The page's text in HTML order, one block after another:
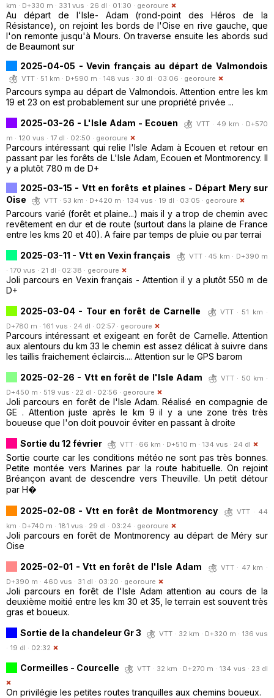
km · D+330 m · 331 vus · 26 dl · 01:30 · georoure
Au départ de l'Isle- Adam (rond-point des Héros de la
Résistance), on rejoint les bords de l'Oise en rive gauche, que
l'on remonte jusqu'à Mours. On traverse ensuite les abords sud
de Beaumont sur
2025-04-05 - Vevin français au départ de Valmondois
VTT · 51 km · D+590 m · 148 vus · 30 dl · 03:06 · georoure
Parcours sympa au départ de Valmondois. Attention entre les km
19 et 23 on est probablement sur une propriété privée ...
2025-03-26 - L'Isle Adam - Ecouen
VTT · 49 km · D+570
m · 120 vus · 17 dl · 02:50 · georoure
Parcours intéressant qui relie l'Isle Adam à Ecouen et retour en
passant par les forêts de L'Isle Adam, Ecouen et Montmorency. Il
y a plutôt 780 m de D+
2025-03-15 - Vtt en forêts et plaines - Départ Mery sur
Oise
VTT · 53 km · D+420 m · 134 vus · 19 dl · 03:05 · georoure
Parcours varié (forêt et plaine...) mais il y a trop de chemin avec
revêtement en dur et de route (surtout dans la plaine de France
entre les kms 20 et 40). A faire par temps de pluie ou par terrai
2025-03-11 - Vtt en Vexin français
VTT · 45 km · D+390 m
· 170 vus · 21 dl · 02:38 · georoure
Joli parcours en Vexin français - Attention il y a plutôt 550 m de
D+
2025-03-04 - Tour en forêt de Carnelle
VTT · 51 km ·
D+780 m · 161 vus · 24 dl · 02:57 · georoure
Parcours intéressant et exigeant en forêt de Carnelle. Attention
aux alentours du km 33 le chemin est assez délicat à suivre dans
les taillis fraichement éclaircis.... Attention sur le GPS barom
2025-02-26 - Vtt en forêt de l'Isle Adam
VTT · 50 km ·
D+450 m · 519 vus · 22 dl · 02:56 · georoure
Joli parcours en forêt de l'Isle Adam. Réalisé en compagnie de
GE . Attention juste après le km 9 il y a une zone très très
boueuse que l'on doit pouvoir éviter en passant à droite
Sortie du 12 février
VTT · 66 km · D+510 m · 134 vus · 24 dl
Sortie courte car les conditions météo ne sont pas très bonnes.
Petite montée vers Marines par la route habituelle. On rejoint
Bréançon avant de descendre vers Theuville. Un petit détour
par H�
2025-02-08 - Vtt en forêt de Montmorency
VTT · 44
km · D+740 m · 181 vus · 29 dl · 03:24 · georoure
Joli parcours en forêt de Montmorency au départ de Méry sur
Oise
2025-02-01 - Vtt en forêt de l'Isle Adam
VTT · 47 km ·
D+390 m · 460 vus · 31 dl · 03:20 · georoure
Joli parcours en forêt de l'Isle Adam attention au cours de la
deuxième moitié entre les km 30 et 35, le terrain est souvent très
gras et boueux.
Sortie de la chandeleur Gr 3
VTT · 32 km · D+320 m · 136 vus
· 19 dl · 02:32
Cormeilles - Courcelle VTT · 32 km · D+270 m · 134 vus · 23 dl
On privilégie les petites routes tranquilles aux chemins boueux.